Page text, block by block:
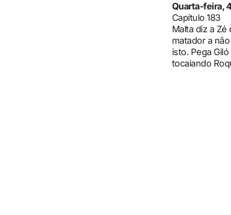
Quarta-feira,
Capítulo 183
Malta diz a
matador a
isto. Pega
tocaiando